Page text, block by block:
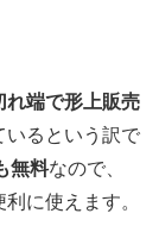
れ端で形上販売
いるという訳で
無料なので、
に使えます。